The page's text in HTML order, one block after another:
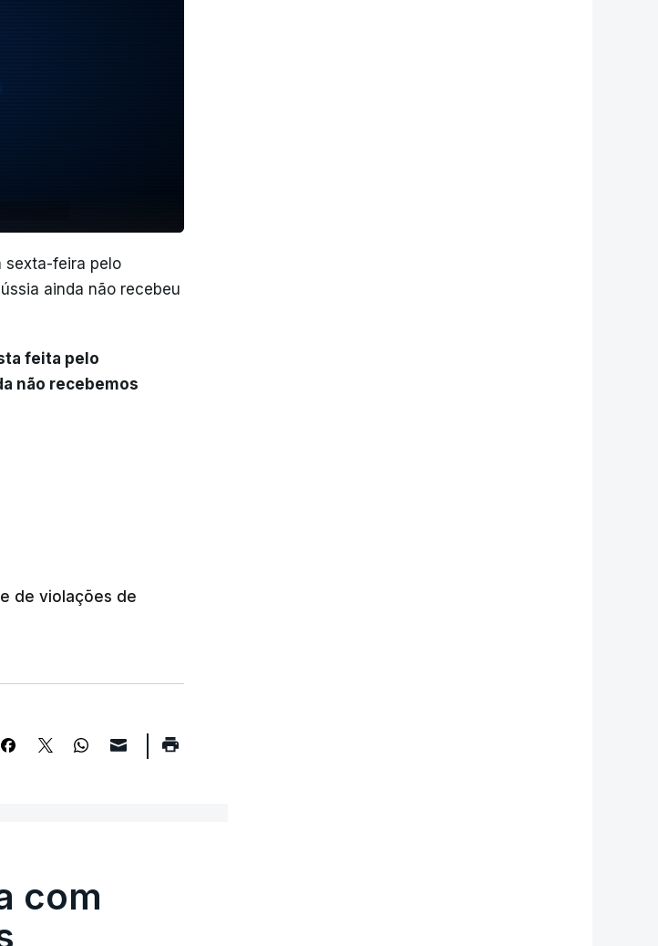
sexta-feira pelo
ainda não recebeu
feita pelo
não recebemos
de violações de
com